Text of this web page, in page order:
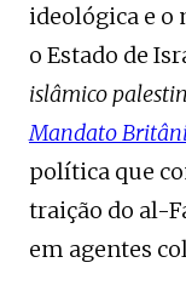
ideológica e o
o Estado de
islâmico
Mandato
política que
traição do al-
em agentes